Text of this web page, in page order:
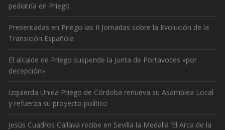
pediatría en Priego
Presentadas en Priego las II Jornadas sobre la Evolución de la
Transición Española
El alcalde de Priego suspende la Junta de Portavoces «por
decepción»
Izquierda Unida Priego de Córdoba renueva su Asamblea Local
y refuerza su proyecto político
Jesús Cuadros Callava recibe en Sevilla la Medalla ‘El Arca de la